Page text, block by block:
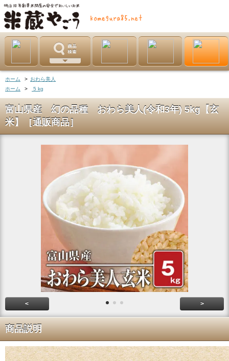
ホーム > おわら美人
ホーム
> 5 kg
富山県産 幻の品種 おわら美人(令和3年) 5kg【玄
米】［通販商品］
< >
商品説明